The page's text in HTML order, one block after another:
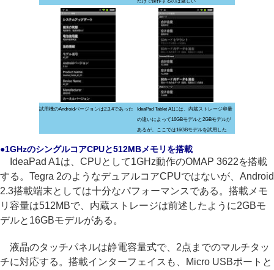
試用機のAndroidバージョンは2.3.4であった
IdeaPad Tablet A1には、内蔵ストレージ容量
の違いによって16GBモデルと2GBモデルが
あるが、ここでは16GBモデルを試用した
●1GHzのシングルコアCPUと512MBメモリを搭載
IdeaPad A1は、CPUとして1GHz動作のOMAP 3622を搭載
する。Tegra 2のようなデュアルコアCPUではないが、Android
2.3搭載端末としては十分なパフォーマンスである。搭載メモ
リ容量は512MBで、内蔵ストレージは前述したように2GBモ
デルと16GBモデルがある。
液晶のタッチパネルは静電容量式で、2点までのマルチタッ
チに対応する。搭載インターフェイスも、Micro USBポートと